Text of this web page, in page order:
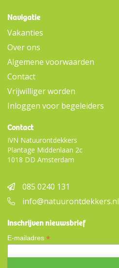
Navigatie
Vakanties
Over ons
Algemene voorwaarden
Contact
Vrijwilliger worden
Inloggen voor begeleiders
Contact
IVN Natuurontdekkers
Plantage Middenlaan 2c
1018 DD Amsterdam
085 0240 131
info@natuurontdekkers.nl
Inschrijven nieuwsbrief
E-mailadres *